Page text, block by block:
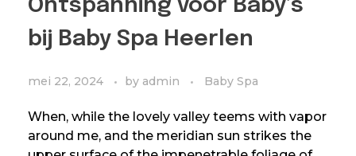
Ontspanning voor Baby’s
bij Baby Spa Heerlen
mei 22, 2024 by admin Baby Spa
When, while the lovely valley teems with vapor
around me, and the meridian sun strikes the